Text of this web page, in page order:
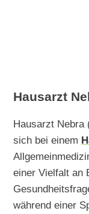
Hausarzt
Hausarzt Nebra
sich bei einem
einer Vielfalt an
während einer